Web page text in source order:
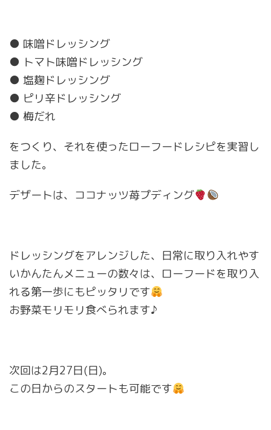
● 味噌ドレッシング
● トマト味噌ドレッシング
● 塩麹ドレッシング
● ピリ辛ドレッシング
● 梅だれ
をつくり、それを使ったローフードレシピを実習し
ました。
デザートは、ココナッツ苺プディング
ドレッシングをアレンジした、日常に取り入れやす
いかんたんメニューの数々は、ローフードを取り入
れる第一歩にもピッタリです
お野菜モリモリ食べられます♪
次回は2月27日(日)。
この日からのスタートも可能です